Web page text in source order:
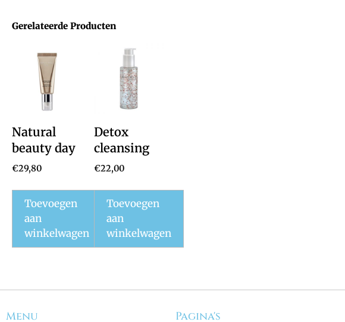
Gerelateerde Producten
Natural
beauty day
crème
€29,80
Toevoegen
aan
winkelwagen
Detox
cleansing
€22,00
Toevoegen
aan
winkelwagen
Menu Pagina's